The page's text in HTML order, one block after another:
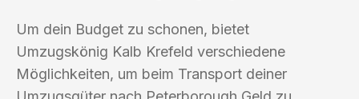
Um dein Budget zu schonen, bietet
Umzugskönig Kalb Krefeld verschiedene
Möglichkeiten, um beim Transport deiner